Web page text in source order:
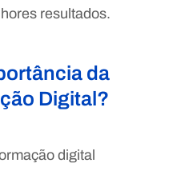
resultados.
da
Digital?
digital